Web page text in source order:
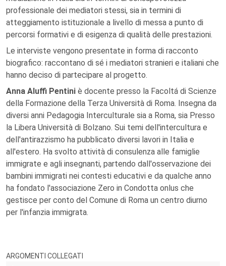
professionale dei mediatori stessi, sia in termini di
atteggiamento istituzionale a livello di messa a punto di
percorsi formativi e di esigenza di qualità delle prestazioni.
Le interviste vengono presentate in forma di racconto
biografico: raccontano di sé i mediatori stranieri e italiani che
hanno deciso di partecipare al progetto.
Anna Aluffi Pentini è docente presso la Facoltá di Scienze
della Formazione della Terza Università di Roma. Insegna da
diversi anni Pedagogia Interculturale sia a Roma, sia Presso
la Libera Università di Bolzano. Sui temi dell'intercultura e
dell'antirazzismo ha pubblicato diversi lavori in Italia e
all'estero. Ha svolto attività di consulenza alle famiglie
immigrate e agli insegnanti, partendo dall'osservazione dei
bambini immigrati nei contesti educativi e da qualche anno
ha fondato l'associazione Zero in Condotta onlus che
gestisce per conto del Comune di Roma un centro diurno
per l'infanzia immigrata.
ARGOMENTI COLLEGATI